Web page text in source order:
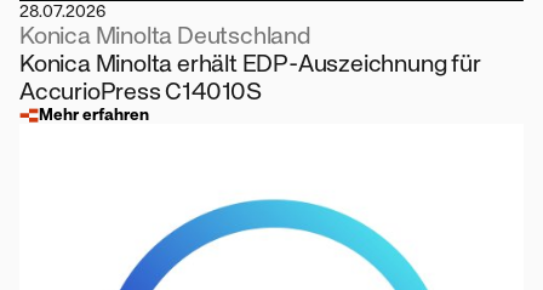
28.07.2026
Konica Minolta Deutschland
Konica Minolta erhält EDP-Auszeichnung für
AccurioPress C14010S
Mehr erfahren